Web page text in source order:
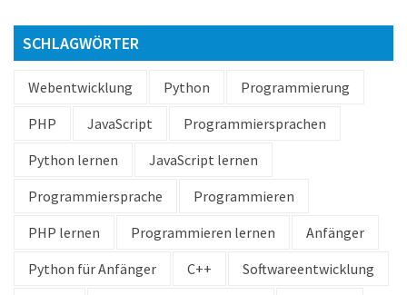
SCHLAGWÖRTER
Webentwicklung Python
Programmierung
PHP
JavaScript
Programmiersprachen
Python lernen
JavaScript lernen
Programmiersprache
Programmieren
PHP lernen
Programmieren lernen
Anfänger
Python für Anfänger
C++
Softwareentwicklung